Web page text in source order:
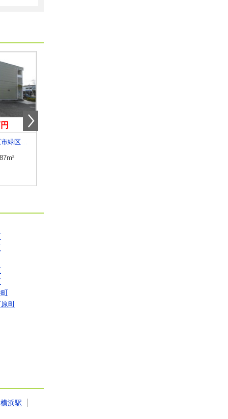
神奈川県相模原市緑区相原４丁目
町
横浜駅